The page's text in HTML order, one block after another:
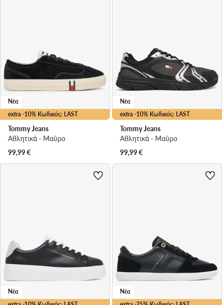
extra -10% Κωδικός: LAST
Νέα
Tommy Jeans
Αθλητικά · Μαύρο
99,99€
extra -10% Κωδικός: LAST
Νέα
Tommy Jeans
Αθλητικά · Μαύρο
99,99€
Νέα
Νέα